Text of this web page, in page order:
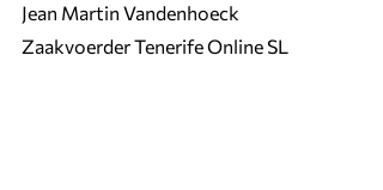
Jean Martin Vandenhoeck
Zaakvoerder Tenerife Online SL